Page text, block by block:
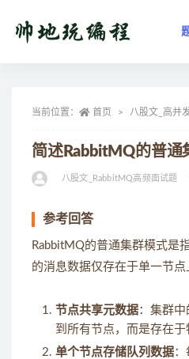
当前位置： 首页 八股文_高并
简述RabbitMQ的普通
八股文_RabbitMQ高频面试题
参考回答
RabbitMQ的普通集群模式是
的消息数据仅存在于单一节
节点共享元数据：集群
到所有节点，而是存在于
单个节点存储队列数据